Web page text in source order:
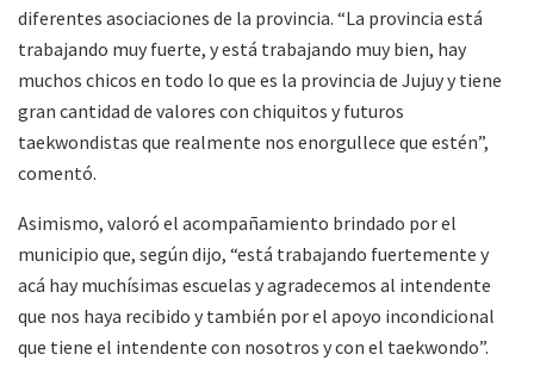
diferentes asociaciones de la provincia. “La provincia está
trabajando muy fuerte, y está trabajando muy bien, hay
muchos chicos en todo lo que es la provincia de Jujuy y tiene
gran cantidad de valores con chiquitos y futuros
taekwondistas que realmente nos enorgullece que estén”,
comentó.
Asimismo, valoró el acompañamiento brindado por el
municipio que, según dijo, “está trabajando fuertemente y
acá hay muchísimas escuelas y agradecemos al intendente
que nos haya recibido y también por el apoyo incondicional
que tiene el intendente con nosotros y con el taekwondo”.